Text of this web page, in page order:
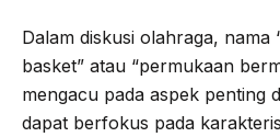
Dalam diskusi olahraga, nama
basket” atau “permukaan
mengacu pada aspek penting
dapat berfokus pada